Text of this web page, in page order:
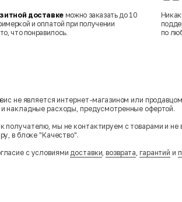
доставке можно заказать до 10
и оплатой при получении
что понравилось.
по
не является интернет-магазином или
накладные расходы, предусмотренные офертой.
получателю, мы не контактируем с товарами и
в блоке "Качество".
с условиями доставки ,возврата гарантий и